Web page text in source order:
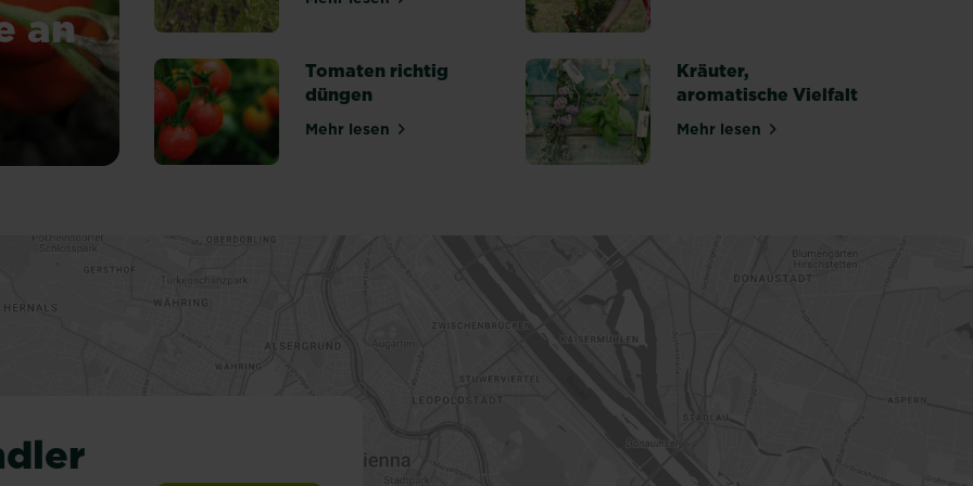
an
über Schachtelhalm richtig bekämpfen
Tomaten richtig
düngen
Mehr lesenüber Tomaten richtig düngen
Kräuter,
aromatische Vielfalt
Mehr lesenüber Kräuter, aromatische